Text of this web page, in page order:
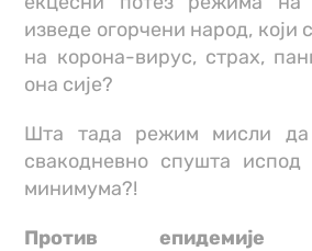
изведе огорчени народ, који
на корона-вирус, страх,
она сије?
Шта тада режим мисли
свакодневно спушта испод
минимума?!
Против епидемије